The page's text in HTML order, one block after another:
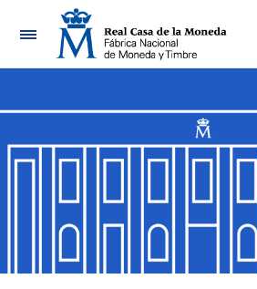
Navigation
Show/Hide
Show/Hide
Show/Hide